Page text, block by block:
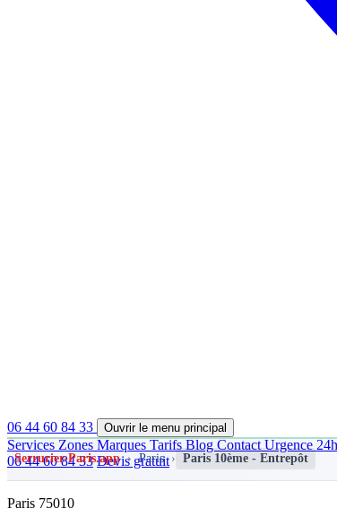
06 44 60 84 33 Ouvrir le menu principal
Services Zones Marques Tarifs Blog Contact Urgence
06 44 60 84 33 Devis gratuit
Serrurier-Paris.app › Paris › Paris 10ème - Entrepôt
Paris 75010